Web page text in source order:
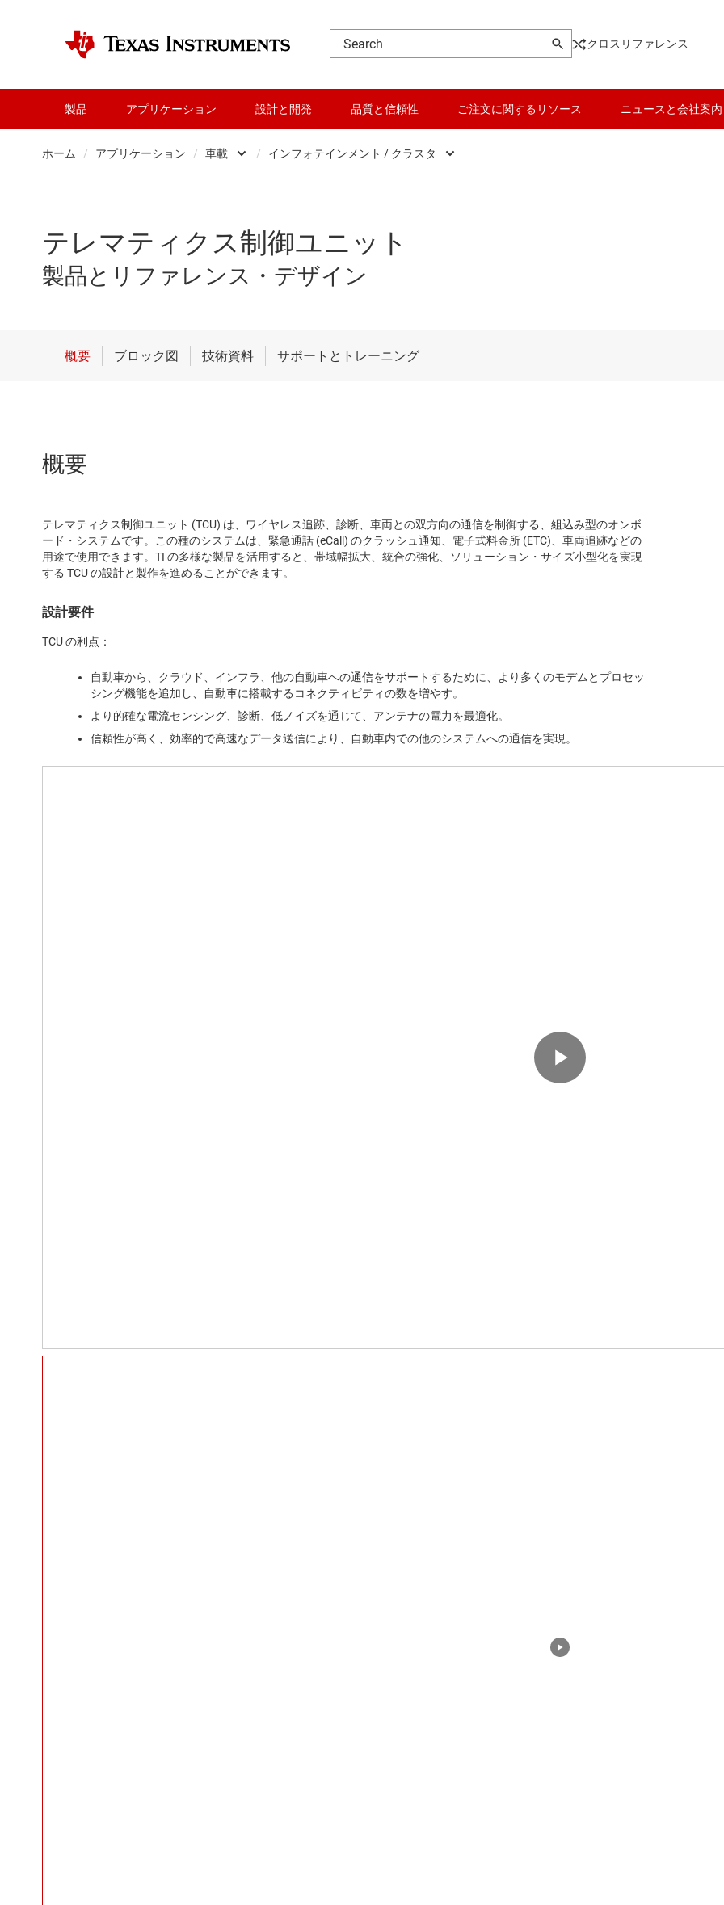
クロスリファレンス
製品 アプリケーション 設計と開発 品質と信頼性 ご注文に関するリソース ニュースと会社案内
ホーム / アプリケーション / 車載
産業用
/ インフォテインメント / クラスタ
ソフトウェア デファインド ビークル (ソフトウェア定義の自動車)
テレマティクス制御ユニット
製品とリファレンス・デザイン
概要
テレマティクス制御ユニット (TCU) は、ワイヤレス追跡、診断、車両との双方向の通信を制御する、組込み型のオンボ
ード・システムです。この種のシステムは、緊急通話 (eCall) のクラッシュ通知、電子式料金所 (ETC)、車両追跡などの
用途で使用できます。TI の多様な製品を活用すると、帯域幅拡大、統合の強化、ソリューション・サイズ小型化を実現
する TCU の設計と製作を進めることができます。
設計要件
TCU の利点：
自動車から、クラウド、インフラ、他の自動車への通信をサポートするために、より多くのモデムとプロセッ
シング機能を追加し、自動車に搭載するコネクティビティの数を増やす。
より的確な電流センシング、診断、低ノイズを通じて、アンテナの電力を最適化。
信頼性が高く、効率的で高速なデータ送信により、自動車内での他のシステムへの通信を実現。